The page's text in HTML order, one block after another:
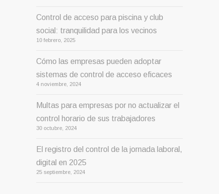
Control de acceso para piscina y club
social: tranquilidad para los vecinos
10 febrero, 2025
Cómo las empresas pueden adoptar
sistemas de control de acceso eficaces
4 noviembre, 2024
Multas para empresas por no actualizar el
control horario de sus trabajadores
30 octubre, 2024
El registro del control de la jornada laboral,
digital en 2025
25 septiembre, 2024